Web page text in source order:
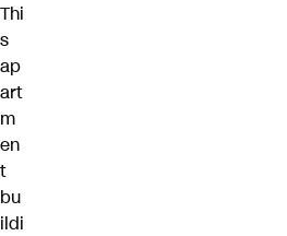
Thi
s
ap
art
m
en
t
bu
ildi